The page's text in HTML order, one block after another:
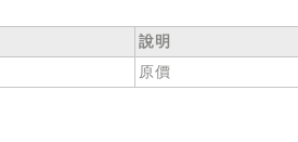
說明
原價